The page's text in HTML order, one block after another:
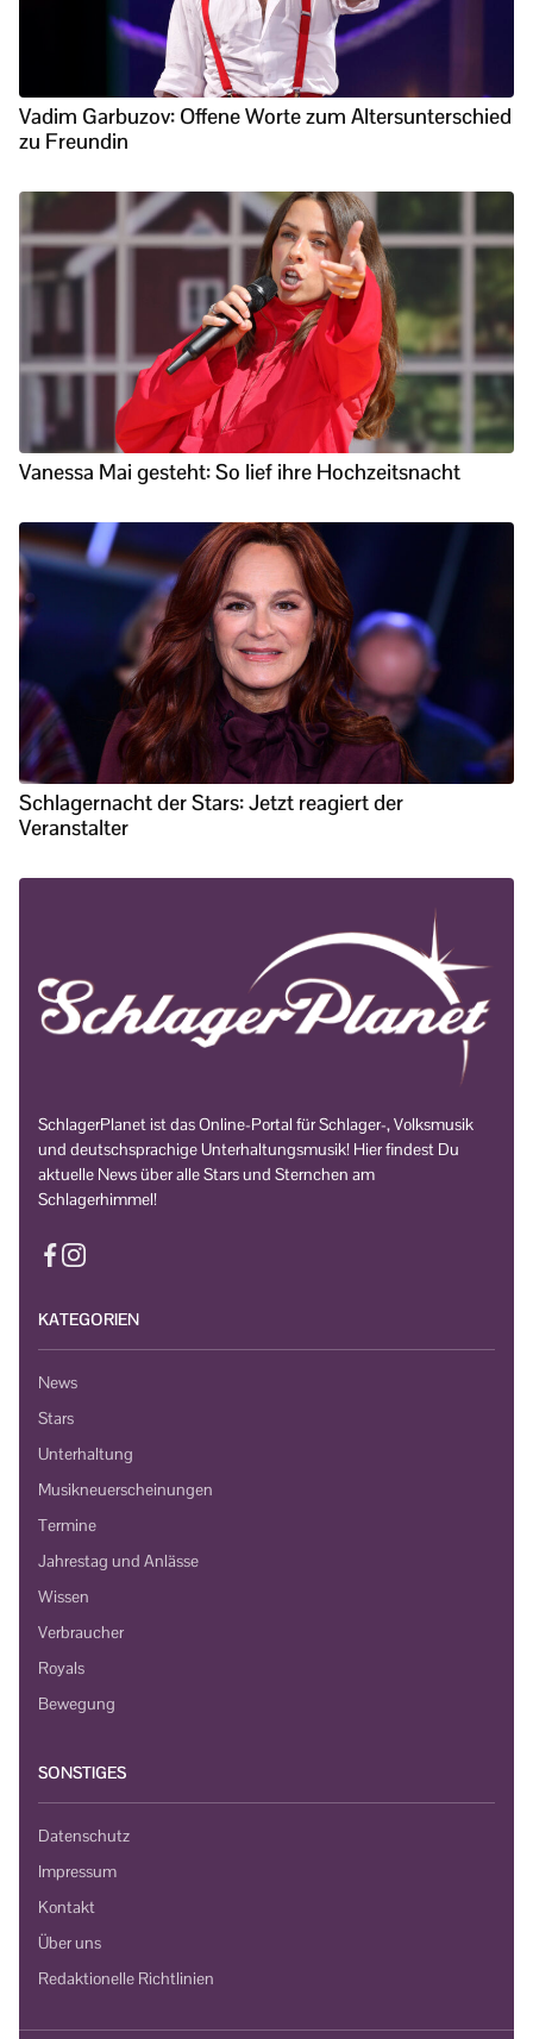
Vadim Garbuzov: Offene Worte zum Altersunterschied
zu Freundin
Vanessa Mai gesteht: So lief ihre Hochzeitsnacht
Schlagernacht der Stars: Jetzt reagiert der
Veranstalter
SchlagerPlanet ist das Online-Portal für Schlager-, Volksmusik
und deutschsprachige Unterhaltungsmusik! Hier findest Du
aktuelle News über alle Stars und Sternchen am
Schlagerhimmel!
KATEGORIEN
News
Stars
Unterhaltung
Musikneuerscheinungen
Termine
Jahrestag und Anlässe
Wissen
Verbraucher
Royals
Bewegung
SONSTIGES
Datenschutz
Impressum
Kontakt
Über uns
Redaktionelle Richtlinien